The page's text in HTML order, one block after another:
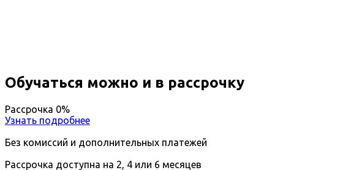
Обучаться можно и в рассрочку
Рассрочка 0%
Узнать подробнее
Без комиссий и дополнительных платежей
Рассрочка доступна на 2, 4 или 6 месяцев